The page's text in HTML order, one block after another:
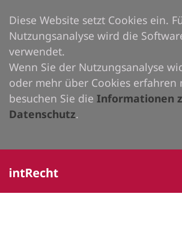
Diese Website setzt Cookies ein.
Nutzungsanalyse wird die
verwendet.
Wenn Sie der Nutzungsanalyse
oder mehr über Cookies erfahren
besuchen Sie die Informationen
Datenschutz.